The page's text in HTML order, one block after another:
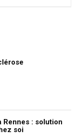
Rennes : solution
soi